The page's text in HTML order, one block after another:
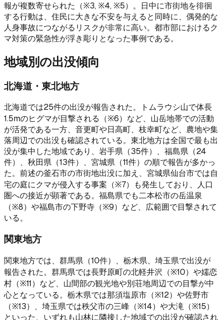
報が複数寄せられた（※3, ※4, ※5）。日中に市街地を徘徊
する行動は、住民に大きな不安を与えると同時に、偶発的な
人身事故につながるリスクが非常に高い。都市部におけるク
マ対策の緊急性が浮き彫りとなった事例である。
地域別の出没傾向
北海道・東北地方
北海道では25件の出没が報告された。トムラウシ山で体長
1.5mのヒグマが目撃される（※6）など、山岳地帯での活動
が活発である一方、音更町や日高町、枝幸町など、農地や集
落周辺での出没も確認されている。東北地方は全国で最も出
没が集中した地域であり、岩手県（35件）、福島県（24
件）、秋田県（13件）、宮城県（11件）の順で報告が多かっ
た。前述の釜石市の市街地出没に加え、宮城県仙台市では自
宅の庭にクマが侵入する事案（※7）も発生しており、人口
圏への接近が顕著である。福島県でも二本松市の岳温泉
（※8）や福島市の下野寺（※9）など、広範囲で目撃されて
いる。
関東地方
関東地方では、群馬県（10件）、栃木県、埼玉県で出没が
報告された。群馬県では長野原町の北軽井沢（※10）や嬬恋
村（※11）など、山間部の観光地や別荘地周辺での目撃が中
心となっている。栃木県では那須塩原市（※12）や佐野市
（※13）、埼玉県では秩父市の三峰（※14）や大滝（※15）
といった、いずれも山林に隣接した地域での出没が確認され